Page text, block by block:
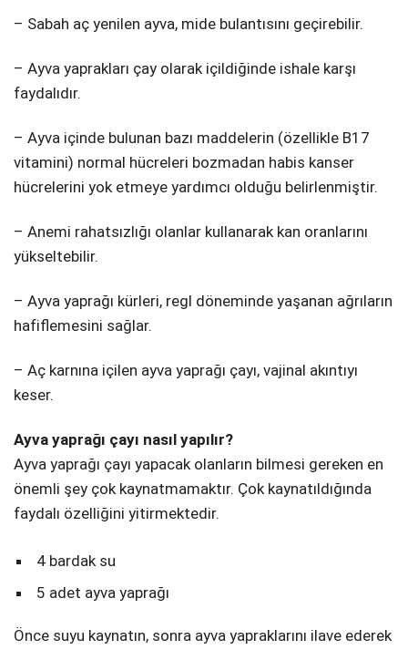
– Sabah aç yenilen ayva, mide bulantısını geçirebilir.
– Ayva yaprakları çay olarak içildiğinde ishale karşı
faydalıdır.
– Ayva içinde bulunan bazı maddelerin (özellikle B17
vitamini) normal hücreleri bozmadan habis kanser
hücrelerini yok etmeye yardımcı olduğu belirlenmiştir.
– Anemi rahatsızlığı olanlar kullanarak kan oranlarını
yükseltebilir.
– Ayva yaprağı kürleri, regl döneminde yaşanan ağrıların
hafiflemesini sağlar.
– Aç karnına içilen ayva yaprağı çayı, vajinal akıntıyı
keser.
Ayva yaprağı çayı nasıl yapılır?
Ayva yaprağı çayı yapacak olanların bilmesi gereken en
önemli şey çok kaynatmamaktır. Çok kaynatıldığında
faydalı özelliğini yitirmektedir.
4 bardak su
5 adet ayva yaprağı
Önce suyu kaynatın, sonra ayva yapraklarını ilave ederek